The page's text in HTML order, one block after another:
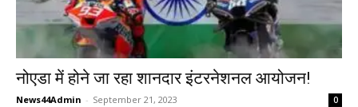
नोएडा में होने जा रहा शानदार इंटरनेशनल आयोजन!
News44Admin - September 21, 2023 0